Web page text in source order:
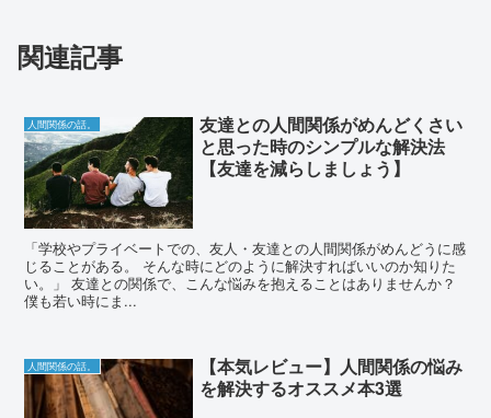
関連記事
人間関係の話。
友達との人間関係がめんどくさい
と思った時のシンプルな解決法
【友達を減らしましょう】
「学校やプライベートでの、友人・友達との人間関係がめんどうに感
じることがある。 そんな時にどのように解決すればいいのか知りた
い。」 友達との関係で、こんな悩みを抱えることはありませんか？
僕も若い時にま...
人間関係の話。
【本気レビュー】人間関係の悩み
を解決するオススメ本3選